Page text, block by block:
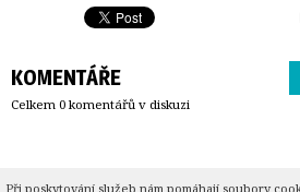
KOMENTÁŘE
Celkem 0 komentářů v diskuzi
Při poskytování služeb nám pomáhají soubory